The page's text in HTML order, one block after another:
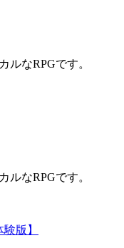
ルなRPGです。
ルなRPGです。